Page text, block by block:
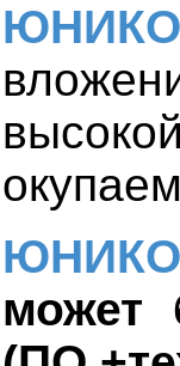
ЮНИКО
ЮНИКО
может